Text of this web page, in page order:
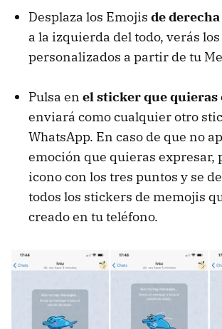
Desplaza los Emojis de
a la izquierda del todo, verás
personalizados a partir de tu
Pulsa en el sticker que quieras
enviará como cualquier otro
WhatsApp. En caso de que no
emoción que quieras expresar,
icono con los tres puntos y se
todos los stickers de memojis
creado en tu teléfono.